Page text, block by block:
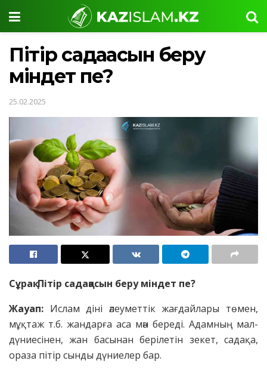
Пітір садақасын беру
міндет пе?
25.02.2025
Сұрақ: Пітір садақасын беру міндет пе?
Жауап: Ислам діні әлеуметтік жағдайлары төмен,
мұқтаж т.б. жандарға аса мән береді. Адамның мал-
дүниесінен, жан басынан берілетін зекет, садақа,
ораза пітір сынды дүниелер бар.